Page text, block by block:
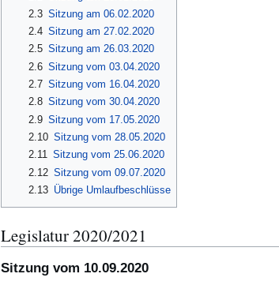
2.3 Sitzung am 06.02.2020
2.4 Sitzung am 27.02.2020
2.5 Sitzung am 26.03.2020
2.6 Sitzung vom 03.04.2020
2.7 Sitzung vom 16.04.2020
2.8 Sitzung vom 30.04.2020
2.9 Sitzung vom 17.05.2020
2.10 Sitzung vom 28.05.2020
2.11 Sitzung vom 25.06.2020
2.12 Sitzung vom 09.07.2020
2.13 Übrige Umlaufbeschlüsse
Legislatur 2020/2021
Sitzung vom 10.09.2020